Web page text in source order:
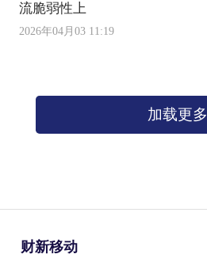
流脆弱性上
2026年04月03 11:19
加载更多
财新移动